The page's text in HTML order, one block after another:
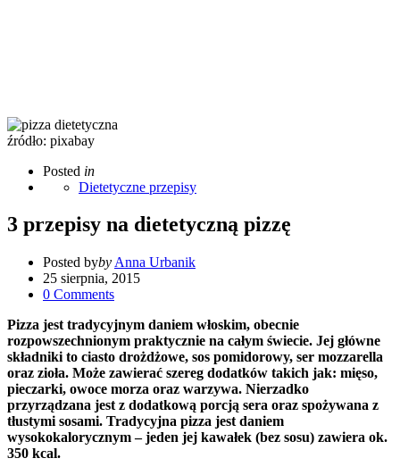
źródło: pixabay
Posted in
Dietetyczne przepisy
3 przepisy na dietetyczną pizzę
Posted byby Anna Urbanik
25 sierpnia, 2015
0 Comments
Pizza jest tradycyjnym daniem włoskim, obecnie
rozpowszechnionym praktycznie na całym świecie. Jej główne
składniki to ciasto drożdżowe, sos pomidorowy, ser mozzarella
oraz zioła. Może zawierać szereg dodatków takich jak: mięso,
pieczarki, owoce morza oraz warzywa. Nierzadko
przyrządzana jest z dodatkową porcją sera oraz spożywana z
tłustymi sosami. Tradycyjna pizza jest daniem
wysokokalorycznym – jeden jej kawałek (bez sosu) zawiera ok.
350 kcal.